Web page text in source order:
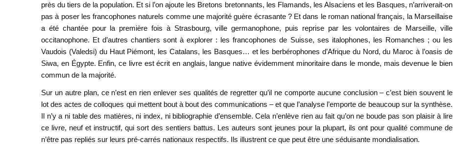
près du tiers de la population. Et si l’on ajoute les Bretons bretonnants, les Flamands, les Alsaciens et les Basques, n’arriverait-on
pas à poser les francophones naturels comme une majorité guère écrasante ? Et dans le roman national français, la Marseillaise
a été chantée pour la première fois à Strasbourg, ville germanophone, puis reprise par les volontaires de Marseille, ville
occitanophone. Et d’autres chantiers sont à explorer : les francophones de Suisse, ses italophones, les Romanches ; ou les
Vaudois (Valedsi) du Haut Piémont, les Catalans, les Basques… et les berbérophones d’Afrique du Nord, du Maroc à l’oasis de
Siwa, en Égypte. Enfin, ce livre est écrit en anglais, langue native évidemment minoritaire dans le monde, mais devenue le bien
commun de la majorité.
Sur un autre plan, ce n’est en rien enlever ses qualités de regretter qu’il ne comporte aucune conclusion – c’est bien souvent le
lot des actes de colloques qui mettent bout à bout des communications – et que l’analyse l’emporte de beaucoup sur la synthèse.
Il n’y a ni table des matières, ni index, ni bibliographie d’ensemble. Cela n’enlève rien au fait qu’on ne boude pas son plaisir à lire
ce livre, neuf et instructif, qui sort des sentiers battus. Les auteurs sont jeunes pour la plupart, ils ont pour qualité commune de
n’être pas repliés sur leurs pré-carrés nationaux respectifs. Ils illustrent ce que peut être une séduisante mondialisation.